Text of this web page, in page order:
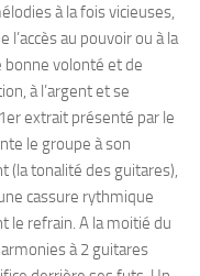
à la fois vicieuses,
au pouvoir ou à la
bonne volonté et de
à l’argent et se
extrait présenté par le
le groupe à son
(la tonalité des guitares),
cassure rythmique
le refrain. A la moitié du
à 2 guitares